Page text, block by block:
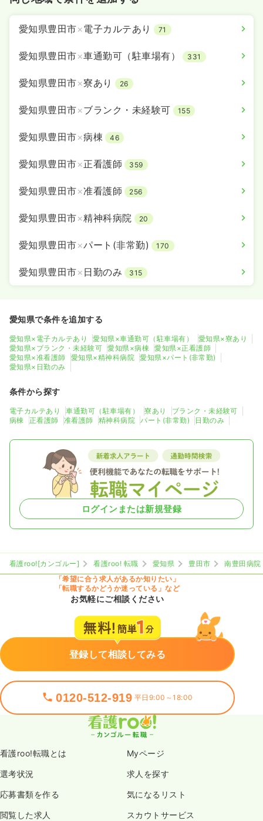
愛知県豊田市×電子カルテあり 71
愛知県豊田市×車通勤可（駐車場有） 331
愛知県豊田市×寮あり 26
愛知県豊田市×ブランク・未経験可 155
愛知県豊田市×病棟 46
愛知県豊田市×正看護師 359
愛知県豊田市×准看護師 256
愛知県豊田市×精神科病院 20
愛知県豊田市×パート(非常勤) 170
愛知県豊田市× 日勤のみ 315
愛知県で条件を追加する
愛知県×電子カルテあり 愛知県×車通勤可（駐車場有）
愛知県×寮あり
愛知県×ブランク・未経験可
愛知県×病棟
愛知県×正看護師
愛知県×准看護師
愛知県×精神科病院
愛知県×パート(非常勤)
愛知県×日勤のみ
条件から探す
電子カルテあり 車通勤可（駐車場有） 寮あり
ブランク・未経験可
病棟
正看護師 准看護師 精神科病院 パート(非常勤) 日勤のみ
ログインまたは新規登録
看護roo![カンゴルー] 看護roo! 転職 愛知県 豊田市
南豊田病院
「希望に合う求人があるか知りたい」
「転職するかどうか迷っている」など
お気軽にご相談ください
登録して相談してみる
0120-512-919 平日9:00～18:00
看護roo!転職とは Myページ
選考状況 求人を探す
応募書類を作る 気になるリスト
閲覧した求人 スカウトサービス